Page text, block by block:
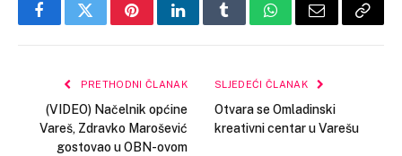
FacebookTwitterPinterestLinkedInTumblrWhatsApp
Email Copy
PRETHODNI ČLANAK
(VIDEO) Načelnik općine
Vareš, Zdravko Marošević
gostovao u OBN-ovom
SLJEDEĆI ČLANAK
Otvara se Omladinski
kreativni centar u Varešu